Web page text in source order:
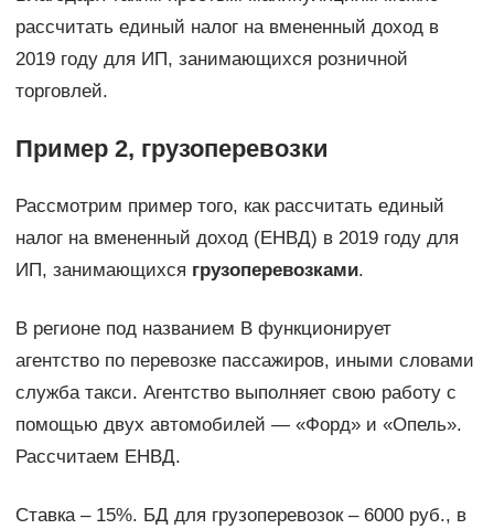
рассчитать единый налог на вмененный доход в
2019 году для ИП, занимающихся розничной
торговлей.
Пример 2, грузоперевозки
Рассмотрим пример того, как рассчитать единый
налог на вмененный доход (ЕНВД) в 2019 году для
ИП, занимающихся грузоперевозками.
В регионе под названием B функционирует
агентство по перевозке пассажиров, иными словами
служба такси. Агентство выполняет свою работу с
помощью двух автомобилей — «Форд» и «Опель».
Рассчитаем ЕНВД.
Ставка – 15%. БД для грузоперевозок – 6000 руб., в